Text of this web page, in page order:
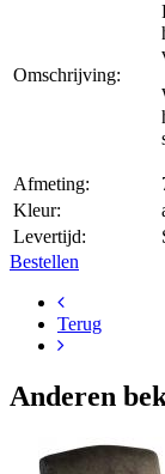
Omschrijving:
Afmeting:
Kleur:
Levertijd:
Bestellen
Terug
Anderen